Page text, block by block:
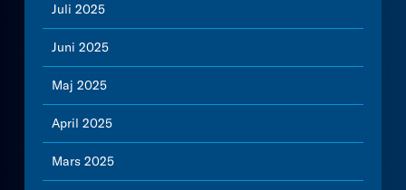
Juli 2025
Juni 2025
Maj 2025
April 2025
Mars 2025